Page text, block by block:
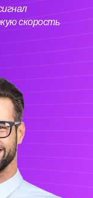
скорость